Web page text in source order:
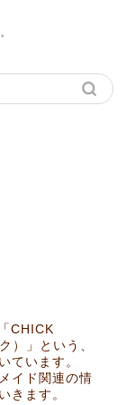
CHICK
）」という、
ています。
イド関連の情
きます。